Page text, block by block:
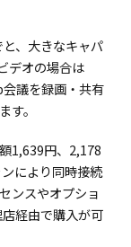
、大きなキャパ
デオの場合は
議を録画・共有
す。
1,639円、2,178
により同時接続
ンスやオプショ
経由で購入が可